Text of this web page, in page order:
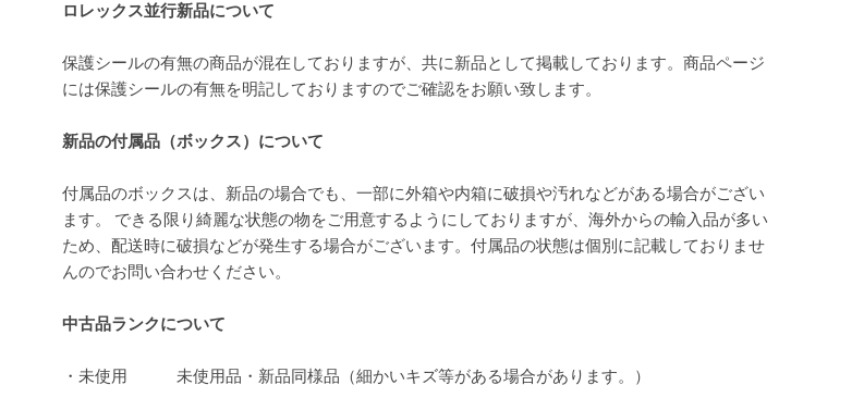
ロレックス並行新品について
保護シールの有無の商品が混在しておりますが、共に新品として掲載しております。商品ページ
には保護シールの有無を明記しておりますのでご確認をお願い致します。
新品の付属品（ボックス）について
付属品のボックスは、新品の場合でも、一部に外箱や内箱に破損や汚れなどがある場合がござい
ます。 できる限り綺麗な状態の物をご用意するようにしておりますが、海外からの輸入品が多い
ため、配送時に破損などが発生する場合がございます。付属品の状態は個別に記載しておりませ
んのでお問い合わせください。
中古品ランクについて
・未使用 未使用品・新品同様品（細かいキズ等がある場合があります。）